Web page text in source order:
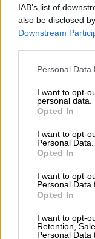
IAB’s list of
also be disclosed
Downstream
Personal Data
I want to opt-
personal data.
Opted In
I want to opt-
Personal Data.
Opted In
I want to opt-
Personal Data
Opted In
I want to opt-
Retention,
Personal Data
Χειροποίητος
Παραδοσιακό